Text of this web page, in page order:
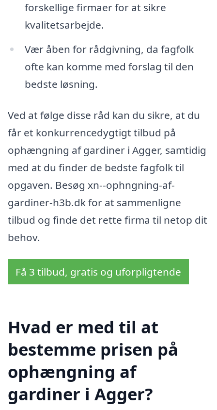
forskellige firmaer for at sikre
kvalitetsarbejde.
Vær åben for rådgivning, da fagfolk
ofte kan komme med forslag til den
bedste løsning.
Ved at følge disse råd kan du sikre, at du
får et konkurrencedygtigt tilbud på
ophængning af gardiner i Agger, samtidig
med at du finder de bedste fagfolk til
opgaven. Besøg xn--ophngning-af-
gardiner-h3b.dk for at sammenligne
tilbud og finde det rette firma til netop dit
behov.
Få 3 tilbud, gratis og uforpligtende
Hvad er med til at
bestemme prisen på
ophængning af
gardiner i Agger?